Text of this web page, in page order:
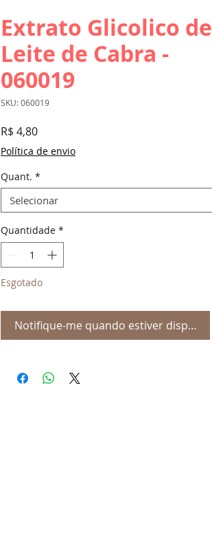
Extrato Glicolico de
Leite de Cabra -
060019
SKU: 060019
R$ 4,80Preço
Política de envio
Quant. *
Selecionar
Quantidade *
Esgotado
Notifique-me quando estiver disponível